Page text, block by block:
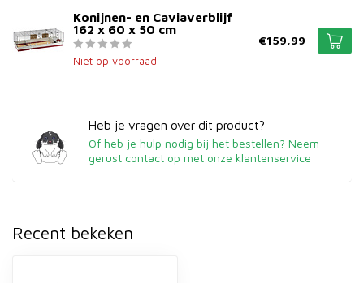
Konijnen- en Caviaverblijf
162 x 60 x 50 cm
Niet op voorraad
€159,99
Heb je vragen over dit product?
Of heb je hulp nodig bij het bestellen? Neem
gerust contact op met onze klantenservice
Recent bekeken